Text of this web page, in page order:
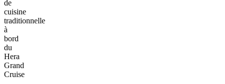
de
cuisine
traditionnelle
à
bord
du
Hera
Grand
Cruise